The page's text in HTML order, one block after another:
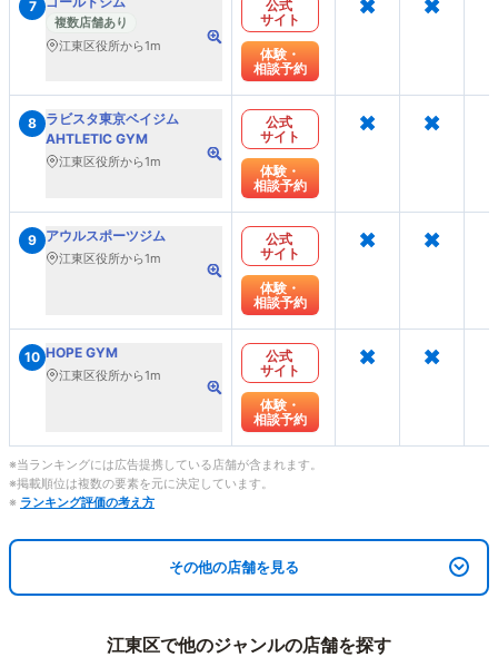
7
複数店舗あり
江東区役所から1m
公式
サイト
体験・
相談予約
8 ラビスタ東京ベイジム
AHTLETIC GYM
江東区役所から1m
公式
サイト
体験・
相談予約
× ×
9 アウルスポーツジム
江東区役所から1m
公式
サイト
体験・
相談予約
× ×
10 HOPE GYM
江東区役所から1m
公式
サイト
体験・
相談予約
× ×
※当ランキングには広告提携している店舗が含まれます。
※掲載順位は複数の要素を元に決定しています。
※ ランキング評価の考え方
その他の店舗を見る
江東区で他のジャンルの店舗を探す